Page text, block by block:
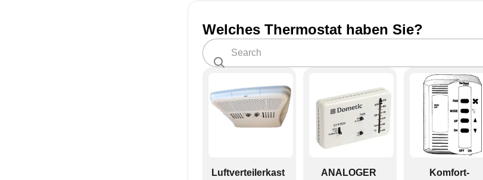
Welches Thermostat haben Sie?
Luftverteilerkast
ANALOGER
Komfort-